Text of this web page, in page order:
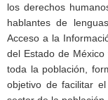
los derechos
hablantes de
Acceso a la
del Estado de
toda la población,
objetivo de facilitar